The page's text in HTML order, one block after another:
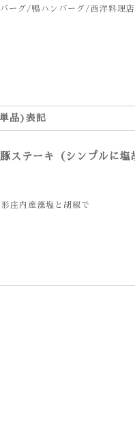
ーグ/鴨ハンバーグ/西洋料理店
品)表記
ステーキ（シンプルに塩
庄内産藻塩と胡椒で